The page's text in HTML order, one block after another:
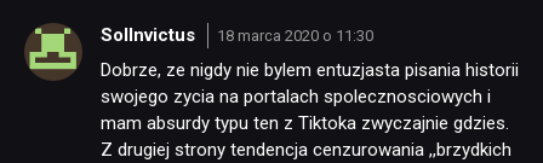
SolInvictus 18 marca 2020 o 11:30
Dobrze, ze nigdy nie bylem entuzjasta pisania historii
swojego zycia na portalach spolecznosciowych i
mam absurdy typu ten z Tiktoka zwyczajnie gdzies.
Z drugiej strony tendencja cenzurowania ,,brzydkich